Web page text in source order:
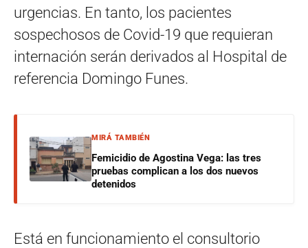
urgencias. En tanto, los pacientes
sospechosos de Covid-19 que requieran
internación serán derivados al Hospital de
referencia Domingo Funes.
MIRÁ TAMBIÉN
Femicidio de Agostina Vega: las tres
pruebas complican a los dos nuevos
detenidos
Está en funcionamiento el consultorio